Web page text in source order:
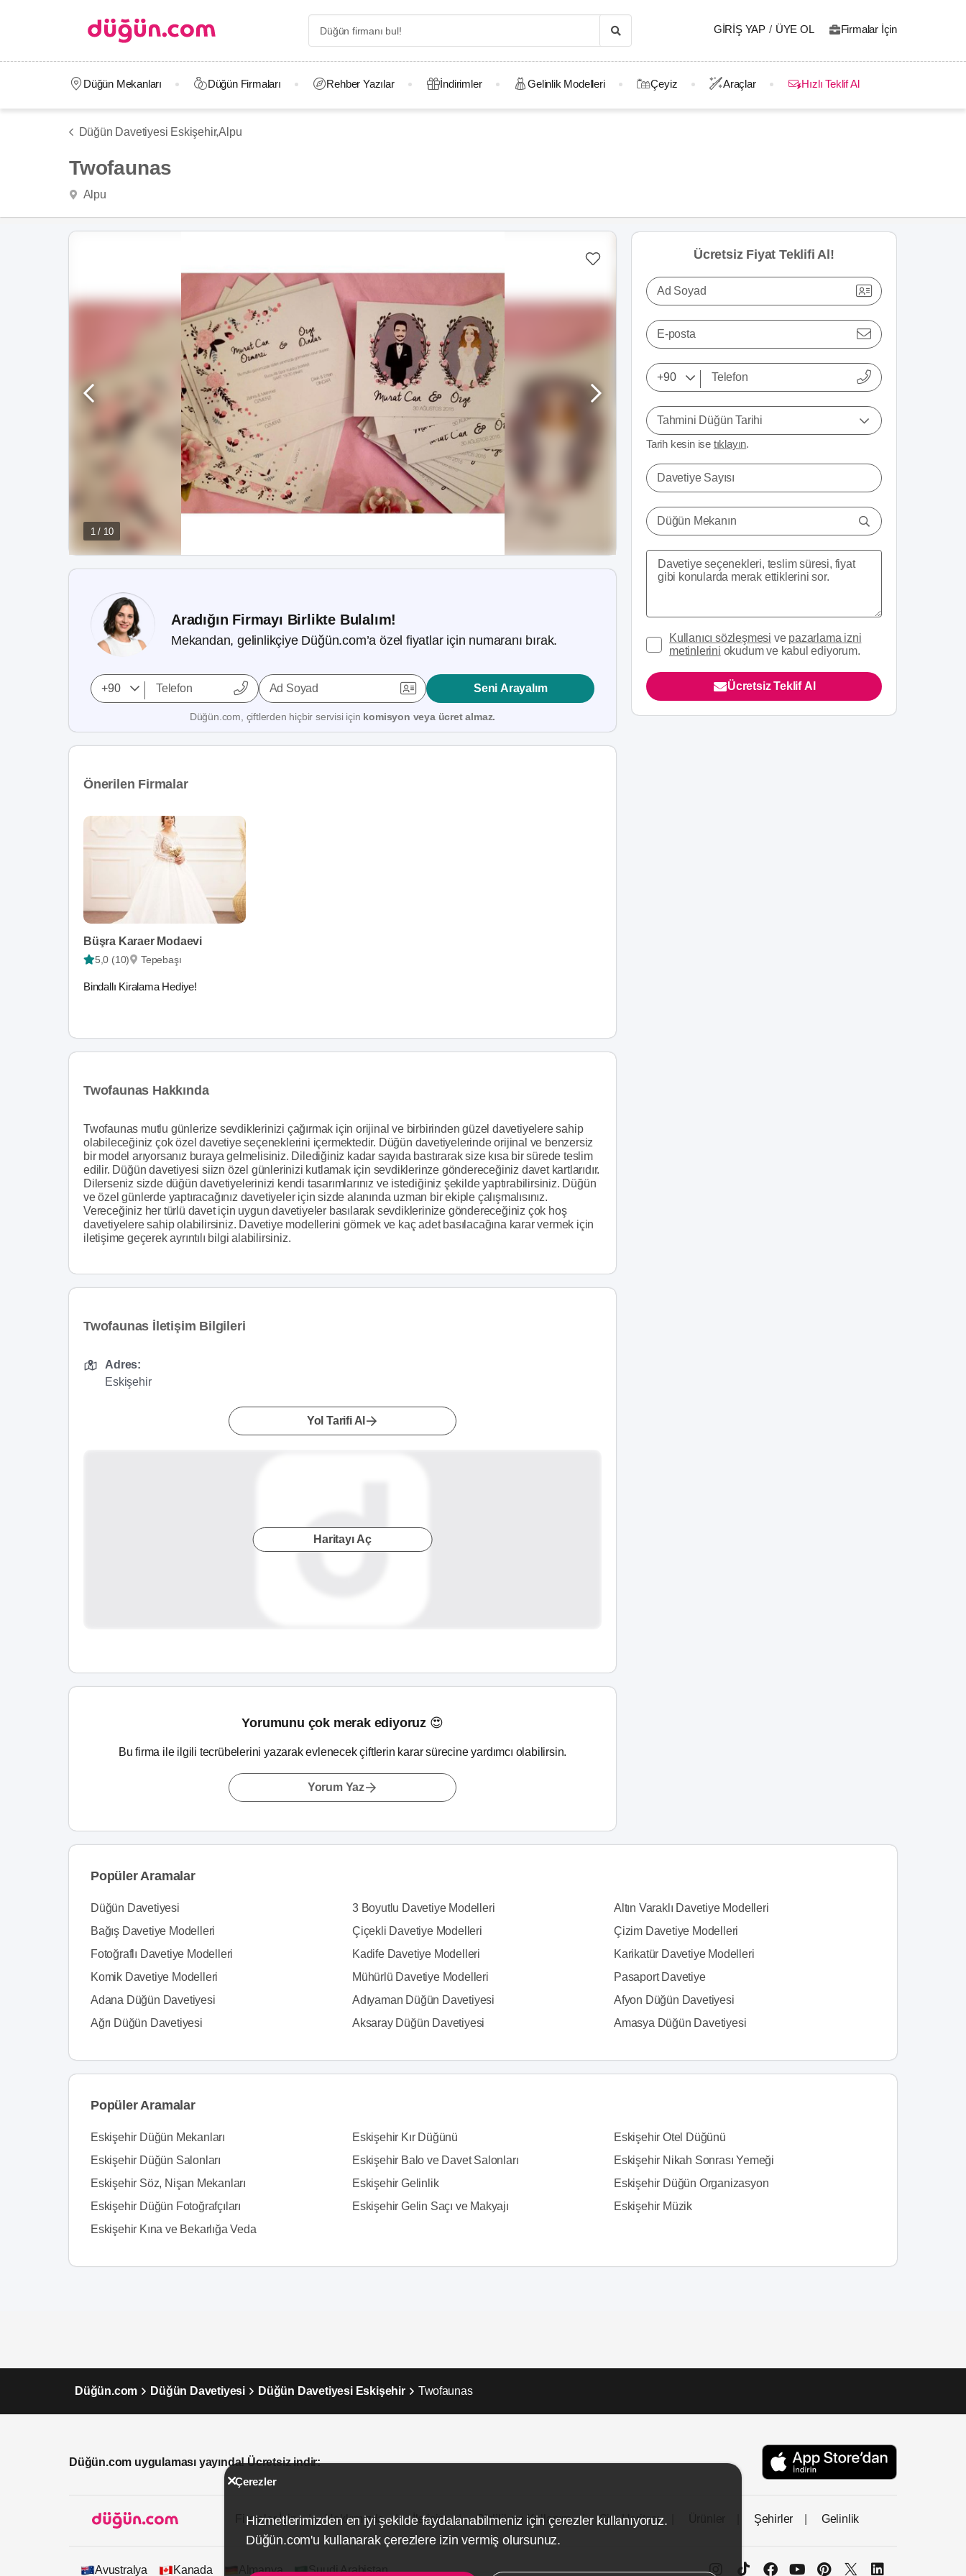
GIRIŞ YAP / ÜYE OL Firmalar İçin
Düğün Mekanları Düğün Firmaları Rehber Yazılar İndirimler Gelinlik Modelleri Çeyiz Araçlar Hızlı Teklif Al
Düğün Davetiyesi Eskişehir,Alpu
Twofaunas
Alpu
1 / 10
Aradığın Firmayı Birlikte Bulalım!
Mekandan, gelinlikçiye Düğün.com’a özel fiyatlar için numaranı bırak.
Ad Soyad Seni Arayalım
Düğün.com, çiftlerden hiçbir servisi için komisyon veya ücret almaz.
Önerilen Firmalar
Büşra Karaer Modaevi
5,0 (10) Tepebaşı
Bindallı Kiralama Hediye!
Twofaunas Hakkında
Twofaunas mutlu günlerize sevdiklerinizi çağırmak için orijinal ve birbirinden güzel davetiyelere sahip
olabileceğiniz çok özel davetiye seçeneklerini içermektedir. Düğün davetiyelerinde orijinal ve benzersiz
bir model arıyorsanız buraya gelmelisiniz. Dilediğiniz kadar sayıda bastırarak size kısa bir sürede teslim
edilir. Düğün davetiyesi siizn özel günlerinizi kutlamak için sevdiklerinze göndereceğiniz davet kartlarıdır.
Dilerseniz sizde düğün davetiyelerinizi kendi tasarımlarınız ve istediğiniz şekilde yaptırabilirsiniz. Düğün
ve özel günlerde yaptıracağınız davetiyeler için sizde alanında uzman bir ekiple çalışmalısınız.
Vereceğiniz her türlü davet için uygun davetiyeler basılarak sevdiklerinize göndereceğiniz çok hoş
davetiyelere sahip olabilirsiniz. Davetiye modellerini görmek ve kaç adet basılacağına karar vermek için
iletişime geçerek ayrıntılı bilgi alabilirsiniz.
Twofaunas İletişim Bilgileri
Adres:
Eskişehir
Yol Tarifi Al
Haritayı Aç
Yorumunu çok merak ediyoruz 😍
Bu firma ile ilgili tecrübelerini yazarak evlenecek çiftlerin karar sürecine yardımcı olabilirsin.
Yorum Yaz
Ücretsiz Fiyat Teklifi Al!
Ad Soyad
E-posta
Tahmini Düğün Tarihi
Tarih kesin ise tıklayın.
Davetiye Sayısı
Düğün Mekanın
Kullanıcı sözleşmesi ve pazarlama izni
metinlerini okudum ve kabul ediyorum.
Ücretsiz Teklif Al
Popüler Aramalar
Düğün Davetiyesi 3 Boyutlu Davetiye Modelleri
Altın Varaklı Davetiye Modelleri
Bağış Davetiye Modelleri
Çiçekli Davetiye Modelleri
Çizim Davetiye Modelleri
Fotoğraflı Davetiye Modelleri
Kadife Davetiye Modelleri
Karikatür Davetiye Modelleri
Komik Davetiye Modelleri
Mühürlü Davetiye Modelleri
Pasaport Davetiye
Adana Düğün Davetiyesi
Adıyaman Düğün Davetiyesi
Afyon Düğün Davetiyesi
Ağrı Düğün Davetiyesi
Aksaray Düğün Davetiyesi Amasya Düğün Davetiyesi
Popüler Aramalar
Eskişehir Düğün Mekanları Eskişehir Kır Düğünü
Eskişehir Otel Düğünü
Eskişehir Düğün Salonları
Eskişehir Balo ve Davet Salonları
Eskişehir Nikah Sonrası Yemeği
Eskişehir Söz, Nişan Mekanları
Eskişehir Gelinlik
Eskişehir Düğün Organizasyon
Eskişehir Düğün Fotoğrafçıları
Eskişehir Gelin Saçı ve Makyajı
Eskişehir Müzik
Eskişehir Kına ve Bekarlığa Veda
Düğün.com Düğün Davetiyesi Düğün Davetiyesi Eskişehir Twofaunas
Düğün.com uygulaması yayında! Ücretsiz indir:
Firmalar İçin Hakkımızda İletişim Gizlilik ve Kullanım Site Haritası Şehirler Gelinlik
Avustralya Kanada Almanya Suudi Arabistan
Çerezler
Hizmetlerimizden en iyi şekilde faydalanabilmeniz için çerezler kullanıyoruz.
Düğün.com'u kullanarak çerezlere izin vermiş olursunuz.